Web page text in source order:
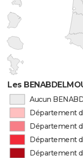
Les
Aucun
Département
Département
Département
Département